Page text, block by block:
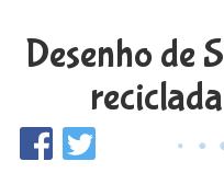
Desenho de